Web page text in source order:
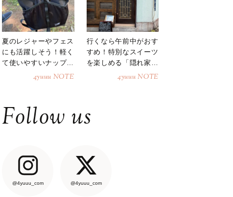
夏のレジャーやフェス
にも活躍しそう！軽く
て使いやすいナップサ
4yuuu NOTE
行くなら午前中がおす
すめ！特別なスイーツ
を楽しめる「隠れ家カ
4yuuu NOTE
Follow us
@4yuuu_com @4yuuu_com